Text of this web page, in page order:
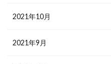
2021年10月
2021年9月